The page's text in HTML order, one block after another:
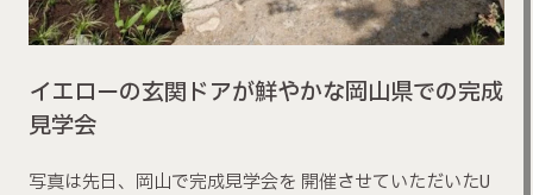
イエローの玄関ドアが鮮やかな岡山県での完成
見学会
写真は先日、岡山で完成見学会を 開催させていただいたU